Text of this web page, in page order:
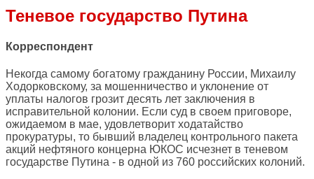
Теневое государство Путина
Корреспондент
Некогда самому богатому гражданину России, Михаилу
Ходорковскому, за мошенничество и уклонение от
уплаты налогов грозит десять лет заключения в
исправительной колонии. Если суд в своем приговоре,
ожидаемом в мае, удовлетворит ходатайство
прокуратуры, то бывший владелец контрольного пакета
акций нефтяного концерна ЮКОС исчезнет в теневом
государстве Путина - в одной из 760 российских колоний.